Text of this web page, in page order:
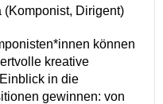
(Komponist, Dirigent)
können
kreative
in die
gewinnen: von